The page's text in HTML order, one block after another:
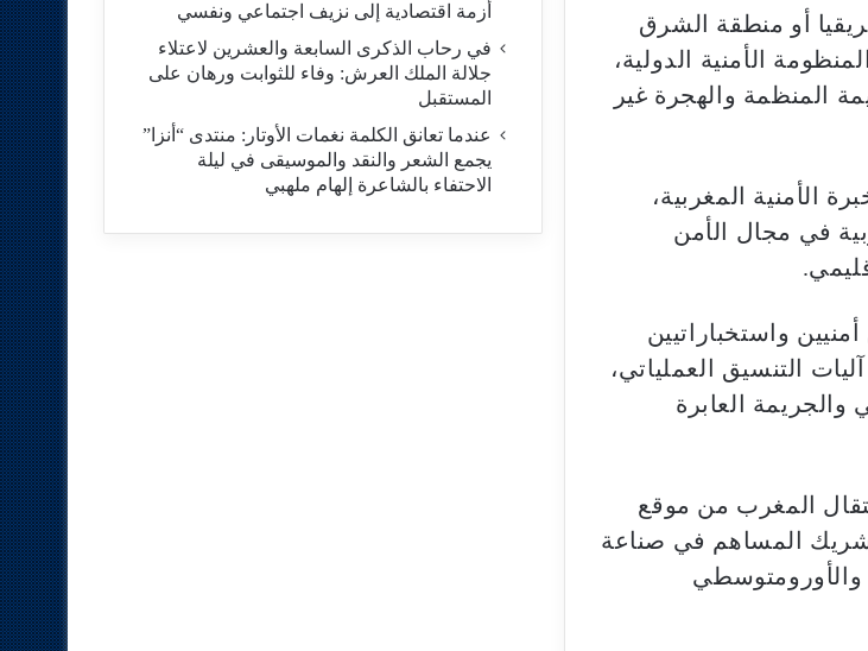
أو منطقة الشرق
الأمنية الدولية،
المنظمة والهجرة غير
الأمنية المغربية،
في مجال الأمن
واستخباراتيين
التنسيق العملياتي،
والجريمة العابرة
المغرب من موقع
المساهم في صناعة
والأورومتوسطي
أزمة اقتصادية إلى نزيف اجتماعي ونفسي
في رحاب الذكرى السابعة والعشرين لاعتلاء
جلالة الملك العرش: وفاء للثوابت ورهان على
المستقبل
​عندما تعانق الكلمة نغمات الأوتار: منتدى “أنزا”
يجمع الشعر والنقد والموسيقى في ليلة
الاحتفاء بالشاعرة إلهام ملهبي